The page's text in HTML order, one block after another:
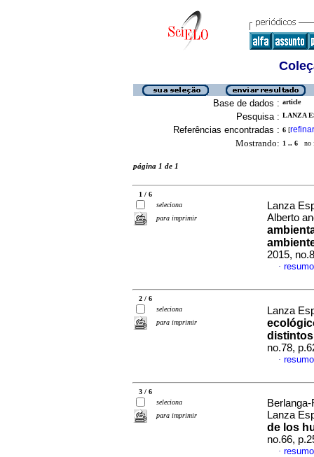
Base de dados : article
Pesquisa : LANZA
Referências encontradas : 6 [refinar
Mostrando: 1 .. 6 no
página 1 de 1
1 / 6
seleciona
para imprimir
Lanza
Alberto
2015,
·
2 / 6
seleciona
para imprimir
Lanza
no.78,
·
3 / 6
seleciona
para imprimir
Lanza
de los
no.66,
·